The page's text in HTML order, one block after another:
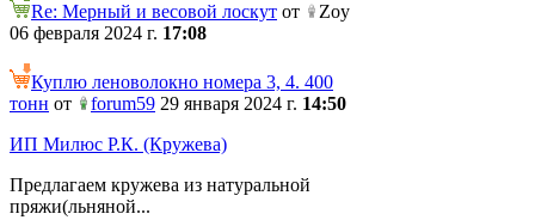
Re: Мерный и весовой лоскут от
Zoy
06 февраля 2024 г. 17:08
Куплю леноволокно номера 3, 4. 400
тонн от forum59 29 января 2024 г. 14:50
ИП Милюс Р.К. (Кружева)
Предлагаем кружева из натуральной
пряжи(льняной...